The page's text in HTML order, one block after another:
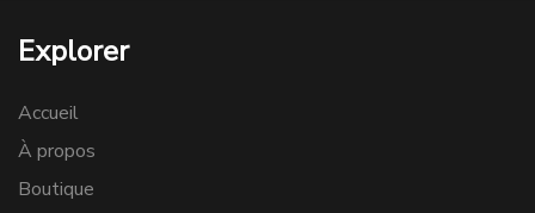
Explorer
Accueil
À propos
Boutique